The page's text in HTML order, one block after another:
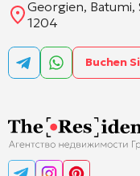
Georgien, Batumi,
1204
Buchen